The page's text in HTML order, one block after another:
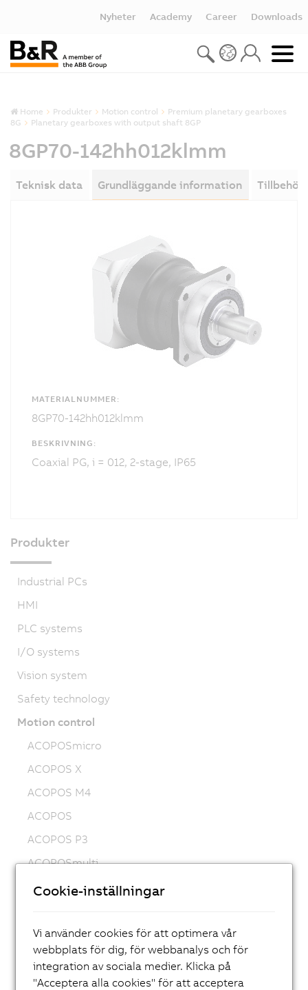
Nyheter Academy Career Downloads
Home Produkter Motion control
Premium planetary gearboxes
8G
Planetary gearboxes with output shaft 8GP
8GP70-142hh012klmm
Teknisk data Grundläggande information Tillbehör
MATERIALNUMMER:
8GP70-142hh012klmm
BESKRIVNING:
Coaxial PG, i = 012, 2-stage, IP65
Produkter
Industrial PCs
HMI
PLC systems
I/O systems
Vision system
Safety technology
Motion control
ACOPOSmicro
ACOPOS X
ACOPOS M4
ACOPOS
ACOPOS P3
ACOPOSmulti
ACOPOSremote
Variable frequency drives (VFD)
8LS-4 synchronous motors
8MS-4 synchronous motors
Cookie-inställningar
Vi använder cookies för att optimera vår
webbplats för dig, för webbanalys och för
integration av sociala medier. Klicka på
"Acceptera alla cookies" för att acceptera